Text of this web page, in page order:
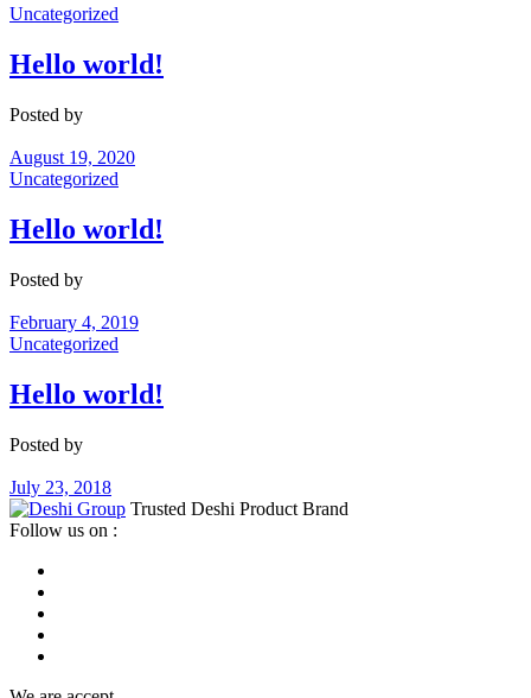
Uncategorized
Hello world!
Posted by
August 19, 2020
Uncategorized
Hello world!
Posted by
February 4, 2019
Uncategorized
Hello world!
Posted by
July 23, 2018
Trusted Deshi Product Brand
Follow us on :